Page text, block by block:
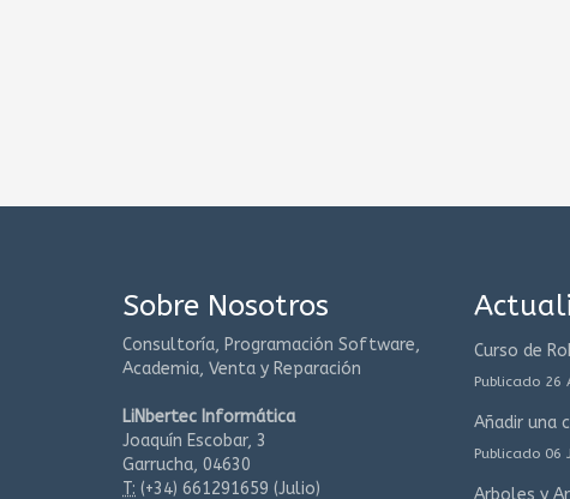
Sobre Nosotros
Consultoría, Programación Software,
Academia, Venta y Reparación
LiNbertec Informática
Joaquín Escobar, 3
Garrucha, 04630
T: (+34) 661291659 (Julio)
Curso de
Publicado 26
Añadir una
Publicado 06
Arboles y